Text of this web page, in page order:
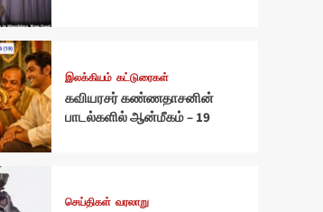
இலக்கியம் கட்டுரைகள்
கவியரசர் கண்ணதாசனின்
பாடல்களில் ஆன்மீகம் – 19
செய்திகள் வரலாறு